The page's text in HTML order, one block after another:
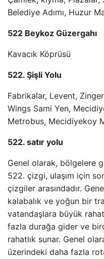
Belediye Adımı, Huzur
522 Beykoz Güzergahı
Kavacık Köprüsü
522. Şişli Yolu
Fabrikalar, Levent,
Wings Sami Yen,
Metrobus, Mecidiyekoy
522. satır yolu
Genel olarak, bölgelere
522. çizgi, ulaşım için
çizgiler arasındadır.
kalabalık ve yoğun bir
vatandaşlara büyük
fazla durağa gider ve
rahatlık sunar. Genel
üzerindeki daha fazla